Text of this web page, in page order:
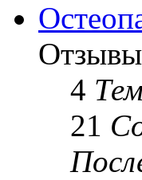
Отзывы
4
21